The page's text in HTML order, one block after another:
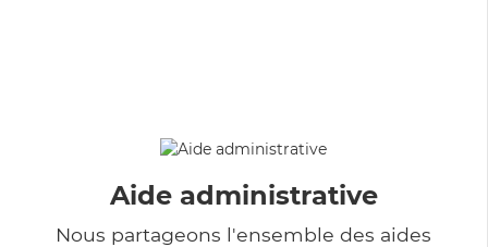
Aide administrative
Nous partageons l'ensemble des aides